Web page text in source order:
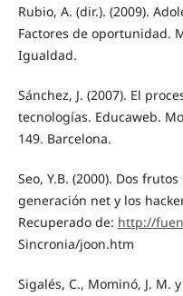
Rubio, A. (dir.). (2009).
Factores de oportunidad.
Igualdad.
Sánchez, J. (2007). El
tecnologías. Educaweb.
149. Barcelona.
Seo, Y.B. (2000). Dos
generación net y los
Recuperado de: http://
Sincronia/joon.htm
Sigalés, C., Mominó, J. M.